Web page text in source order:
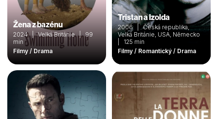
Žena z bazénu
2024 | Velká Británie | 99
min
Filmy / Drama
Tristan a Izolda
2006 | Česká republika,
Velká Británie, USA, Německo
| 125 min
Filmy / Romantický / Drama